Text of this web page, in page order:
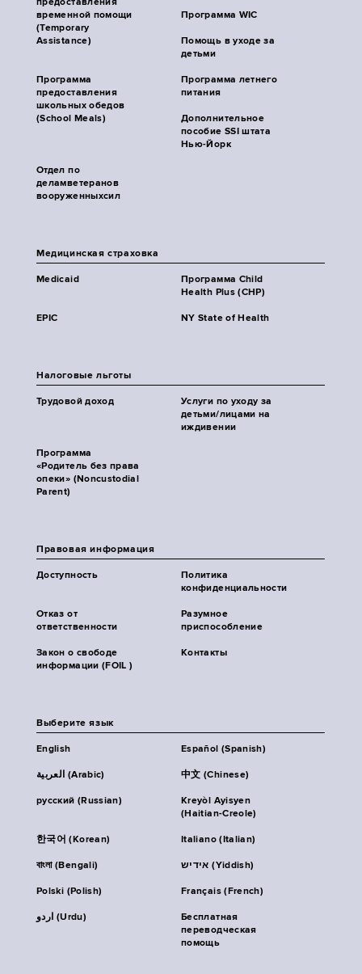
предоставления
временной помощи
(Temporary
Assistance)
Программа WIC
Помощь в уходе за
детьми
Программа
предоставления
школьных обедов
(School Meals)
Программа летнего
питания
Дополнительное
пособие SSI штата
Нью-Йорк
Отдел по
деламветеранов
вооруженныхсил
Медицинская страховка
Medicaid
Программа Child
Health Plus (CHP)
EPIC NY State of Health
Налоговые льготы
Трудовой доход
Услуги по уходу за
детьми/лицами на
иждивении
Программа
«Родитель без права
опеки» (Noncustodial
Parent)
Правовая информация
Доступность
Политика
конфиденциальности
Отказ от
ответственности
Разумное
приспособление
Закон о свободе
информации (FOIL )
Контакты
Выберите язык
English Español (Spanish)
العربية (Arabic) 中文 (Chinese)
русский (Russian)
Kreyòl Ayisyen
(Haitian-Creole)
한국어 (Korean) Italiano (Italian)
বাংলা (Bengali) אידיש (Yiddish)
Polski (Polish) Français (French)
اردو (Urdu)
Бесплатная
переводческая
помощь